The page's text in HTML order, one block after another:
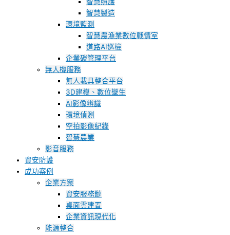
智慧製造
環境監測
智慧農漁業數位戰情室
道路AI巡檢
企業碳管理平台
無人機服務
無人載具整合平台
3D建模、數位孿生
AI影像辨識
環境偵測
空拍影像紀錄
智慧農業
影音服務
資安防護
成功案例
企業方案
資安服務鏈
桌面雲建置
企業資訊現代化
能源整合